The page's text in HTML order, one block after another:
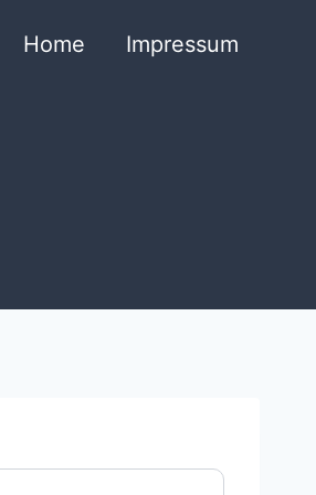
Home Impressum